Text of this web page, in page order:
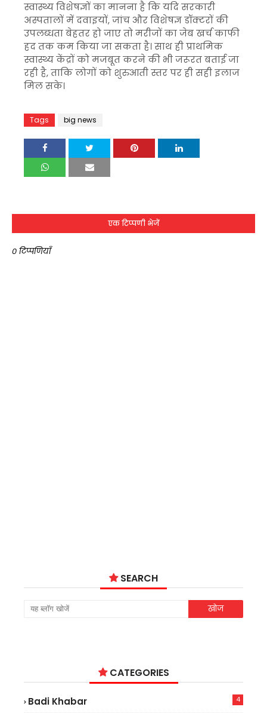
स्वास्थ्य विशेषज्ञों का मानना है कि यदि सरकारी
अस्पतालों में दवाइयों, जांच और विशेषज्ञ डॉक्टरों की
उपलब्धता बेहतर हो जाए तो मरीजों का जेब खर्च काफी
हद तक कम किया जा सकता है। साथ ही प्राथमिक
स्वास्थ्य केंद्रों को मजबूत करने की भी जरूरत बताई जा
रही है, ताकि लोगों को शुरुआती स्तर पर ही सही इलाज
मिल सके।
Tags big news
एक टिप्पणी भेजें
0 टिप्पणियाँ
SEARCH
CATEGORIES
Badi Khabar 4